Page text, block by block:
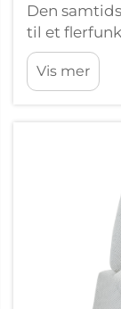
Den
til et
teknologi
kravene fra
denne
Vis mer